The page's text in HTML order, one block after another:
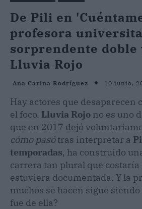
De Pili en
profesora
sorprendente doble
Lluvia Rojo
Ana Carina Rodríguez 10 junio,
Hay actores que desaparecen
el foco. Lluvia Rojo no es uno
que en 2017 dejó
cómo pasótras interpretar a
temporadas, ha construido
carrera tan plural que costaría
estuviera documentada. Y la
muchos se hacen sigue
fue de ella?